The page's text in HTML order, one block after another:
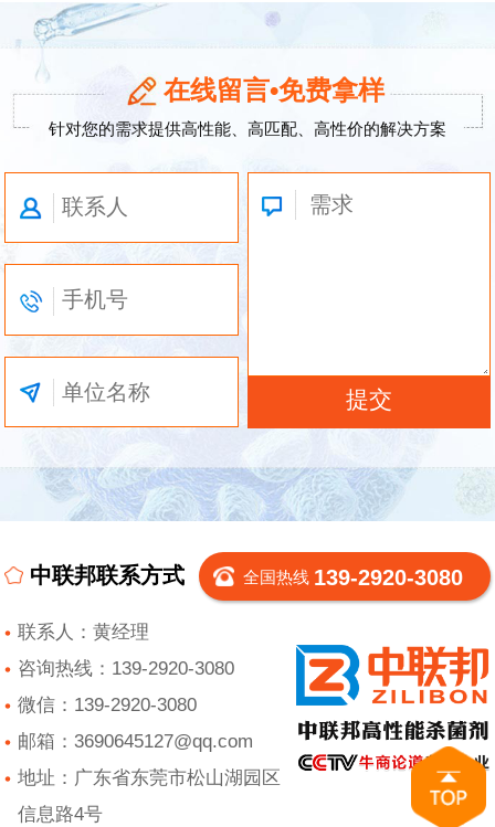
在线留言•免费拿样
针对您的需求提供高性能、高匹配、高性价的解决方案
中联邦联系方式 全国热线 139-2920-3080
联系人：黄经理
咨询热线：139-2920-3080
微信：139-2920-3080
邮箱：3690645127@qq.com
地址：广东省东莞市松山湖园区
信息路4号